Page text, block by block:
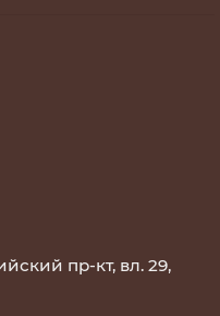
пр-кт, вл. 29,